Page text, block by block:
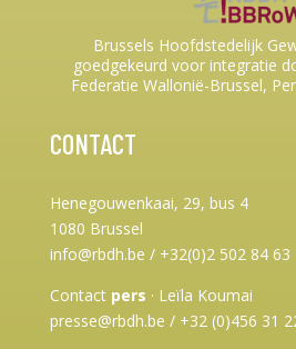
Brussels Hoofdstedelijk
goedgekeurd voor integratie
Federatie Wallonië-Brussel,
CONTACT
Henegouwenkaai, 29, bus 4
1080 Brussel
info@rbdh.be / +32(0)2 502 84 63
Contact pers · Leïla Koumai
presse@rbdh.be / +32 (0)456 31